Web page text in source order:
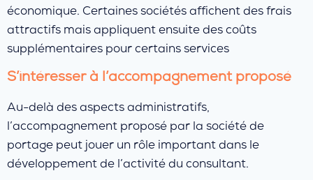
économique. Certaines sociétés affichent des frais
attractifs mais appliquent ensuite des coûts
supplémentaires pour certains services
S’intéresser à l’accompagnement proposé
Au-delà des aspects administratifs,
l’accompagnement proposé par la société de
portage peut jouer un rôle important dans le
développement de l’activité du consultant.